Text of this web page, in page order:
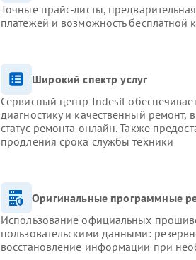
Точные прайс-листы,
платежей и возможность бесплатной
Широкий спектр услуг
Сервисный центр Indesit
диагностику и качественный ремонт,
статус ремонта онлайн. Также
продления срока службы техники
Оригинальные программные
Использование официальных
пользовательскими данными:
восстановление информации при